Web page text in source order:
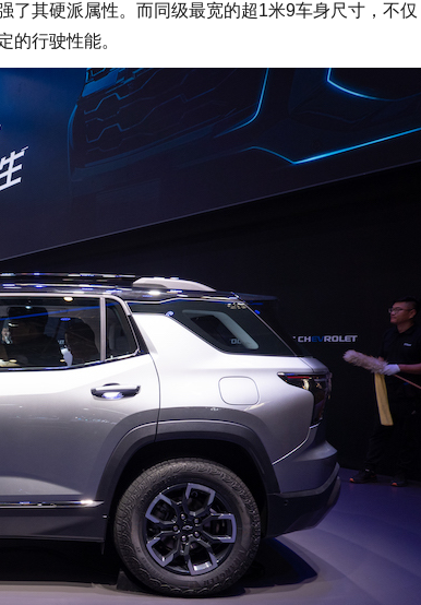
了其硬派属性。而同级最宽的超1米9车身尺寸，不仅
的行驶性能。